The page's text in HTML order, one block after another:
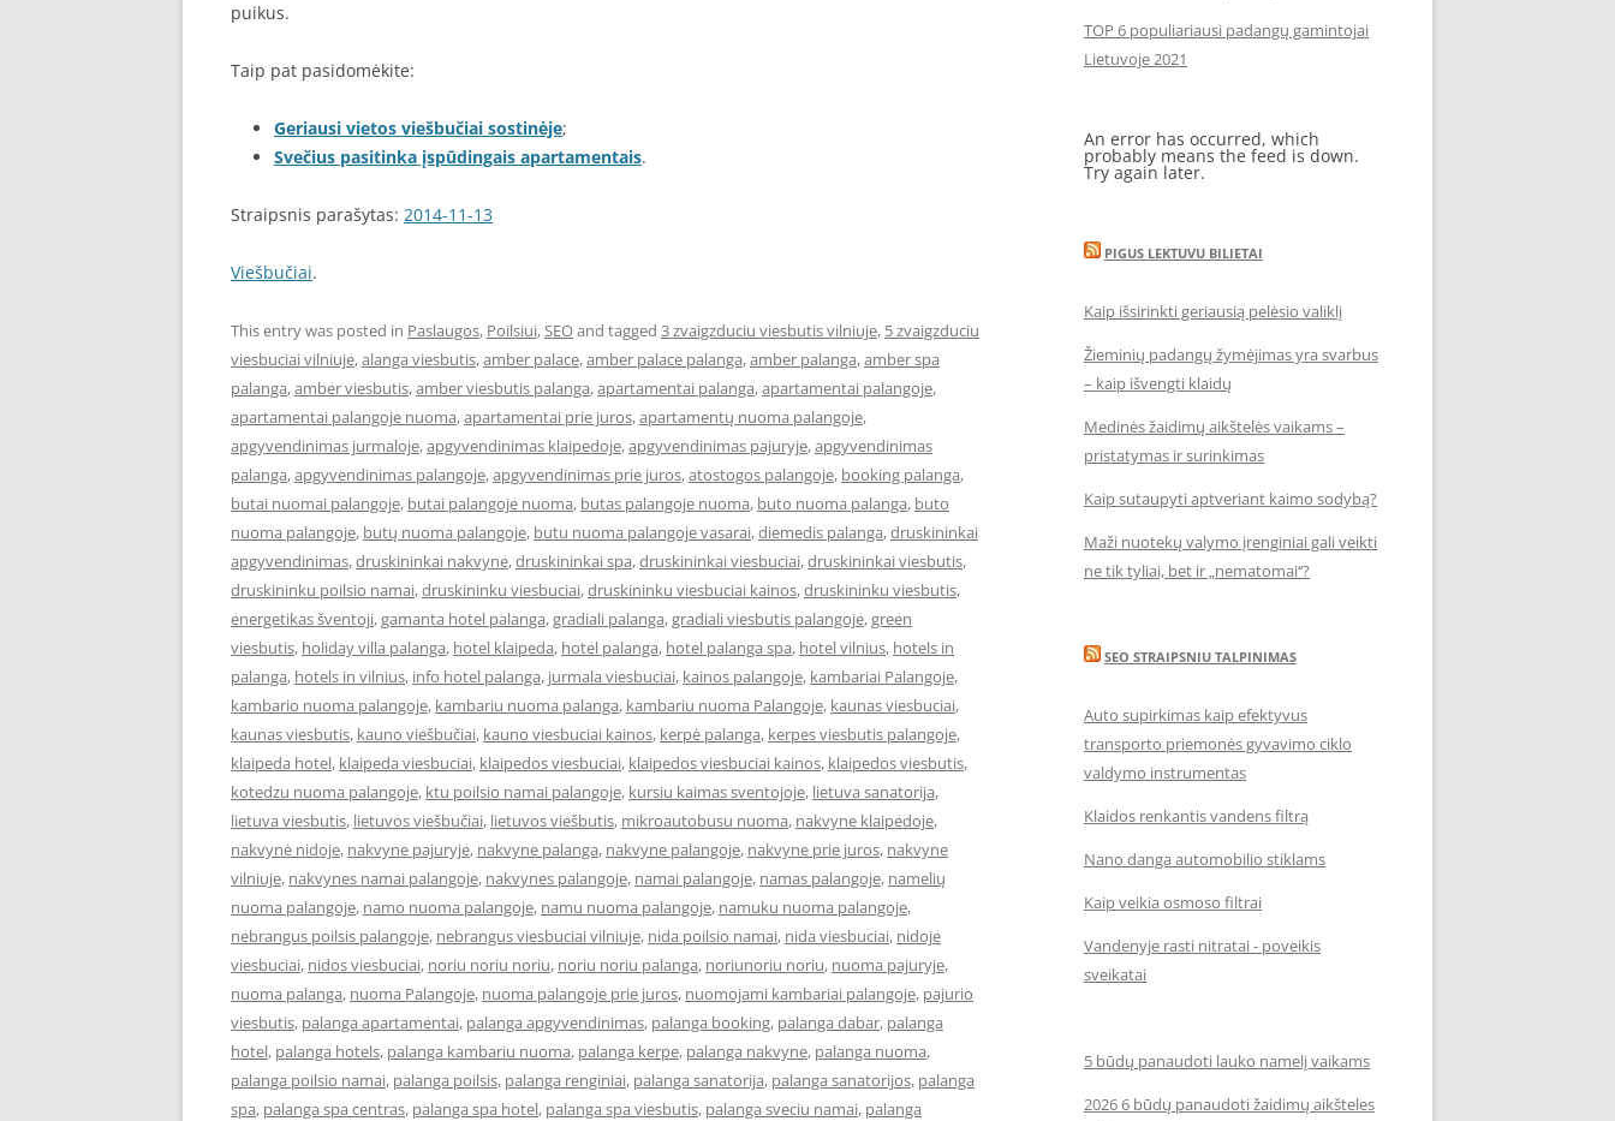
puikus.
Taip pat pasidomėkite:
Geriausi vietos viešbučiai sostinėje;
Svečius pasitinka įspūdingais apartamentais.
Straipsnis parašytas: 2014-11-13
Viešbučiai.
This entry was posted in Paslaugos, Poilsiui,SEOand tagged 3 zvaigzduciu viesbutis vilniuje, 5 zvaigzduciu
viesbuciai vilniuje,alanga viesbutis,amber palace,amber palace palanga,amber palanga,amber spa
palanga,amber viesbutis,amber viesbutis palanga,apartamentai palanga,apartamentai palangoje,
apartamentai palangoje nuoma,apartamentai prie juros,apartamentų nuoma palangoje,
apgyvendinimas jurmaloje,apgyvendinimas klaipedoje,apgyvendinimas pajuryje,apgyvendinimas
palanga,apgyvendinimas palangoje,apgyvendinimas prie juros,atostogos palangoje, booking palanga,
butai nuomai palangoje, butai palangoje nuoma, butas palangoje nuoma, buto nuoma palanga, buto
nuoma palangoje, butų nuoma palangoje, butu nuoma palangoje vasarai,diemedis palanga,druskininkai
apgyvendinimas,druskininkai nakvyne,druskininkai spa,druskininkai viesbuciai,druskininkai viesbutis,
druskininku poilsio namai,druskininku viesbuciai,druskininku viesbuciai kainos,druskininku viesbutis,
energetikas šventoji,gamanta hotel palanga,gradiali palanga,gradiali viesbutis palangoje,green
viesbutis, holiday villa palanga, hotel klaipeda, hotel palanga, hotel palanga spa, hotel vilnius, hotels in
palanga, hotels in vilnius, info hotel palanga, jurmala viesbuciai, kainos palangoje, kambariai Palangoje,
kambario nuoma palangoje, kambariu nuoma palanga, kambariu nuoma Palangoje, kaunas viesbuciai,
kaunas viesbutis, kauno viešbučiai, kauno viesbuciai kainos, kerpė palanga, kerpes viesbutis palangoje,
klaipeda hotel, klaipeda viesbuciai, klaipedos viesbuciai, klaipedos viesbuciai kainos, klaipedos viesbutis,
kotedzu nuoma palangoje, ktu poilsio namai palangoje, kursiu kaimas sventojoje, lietuva sanatorija,
lietuva viesbutis, lietuvos viešbučiai, lietuvos viešbutis, mikroautobusu nuoma, nakvyne klaipedoje,
nakvynė nidoje, nakvyne pajuryje, nakvyne palanga, nakvyne palangoje, nakvyne prie juros, nakvyne
vilniuje, nakvynes namai palangoje, nakvynes palangoje, namai palangoje, namas palangoje, namelių
nuoma palangoje, namo nuoma palangoje, namu nuoma palangoje, namuku nuoma palangoje,
nebrangus poilsis palangoje, nebrangus viesbuciai vilniuje, nida poilsio namai, nida viesbuciai, nidoje
viesbuciai, nidos viesbuciai, noriu noriu noriu, noriu noriu palanga, noriunoriu noriu, nuoma pajuryje,
nuoma palanga, nuoma Palangoje, nuoma palangoje prie juros, nuomojami kambariai palangoje, pajurio
viesbutis, palanga apartamentai, palanga apgyvendinimas, palanga booking, palanga dabar, palanga
hotel, palanga hotels, palanga kambariu nuoma, palanga kerpe, palanga nakvyne, palanga nuoma,
palanga poilsio namai, palanga poilsis, palanga renginiai, palanga sanatorija, palanga sanatorijos, palanga
spa, palanga spa centras, palanga spa hotel, palanga spa viesbutis, palanga sveciu namai, palanga
TOP 6 populiariausi padangų gamintojai
Lietuvoje 2021
An error has occurred, which
probably means the feed is down.
Try again later.
PIGUS LEKTUVU BILIETAI
Kaip išsirinkti geriausią pelėsio valiklį
Žieminių padangų žymėjimas yra svarbus
– kaip išvengti klaidų
Medinės žaidimų aikštelės vaikams –
pristatymas ir surinkimas
Kaip sutaupyti aptveriant kaimo sodybą?
Maži nuotekų valymo įrenginiai gali veikti
ne tik tyliai, bet ir „nematomai‘‘?
SEO STRAIPSNIU TALPINIMAS
Auto supirkimas kaip efektyvus
transporto priemonės gyvavimo ciklo
valdymo instrumentas
Klaidos renkantis vandens filtrą
Nano danga automobilio stiklams
Kaip veikia osmoso filtrai
Vandenyje rasti nitratai - poveikis
sveikatai
5 būdų panaudoti lauko namelį vaikams
2026 6 būdų panaudoti žaidimų aikšteles